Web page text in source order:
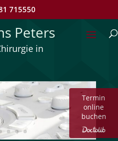
Termin
online
buchen
715550
Peters
in